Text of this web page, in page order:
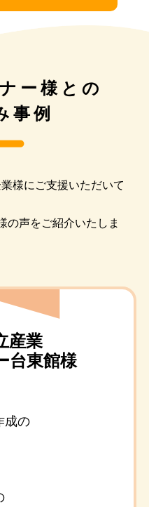
ー様との
事例
様にご支援いただいて
の声をご紹介いたしま
産業
台東館様
成の